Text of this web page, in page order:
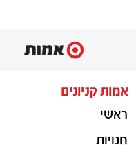
אמות קניונים
ראשי
חנויות